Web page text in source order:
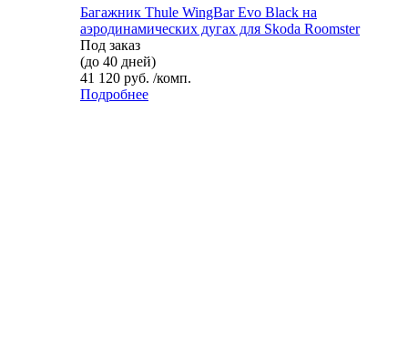
Багажник Thule WingBar Evo Black на
аэродинамических дугах для Skoda Roomster
Под заказ
(до 40 дней)
41 120 руб. /комп.
Подробнее